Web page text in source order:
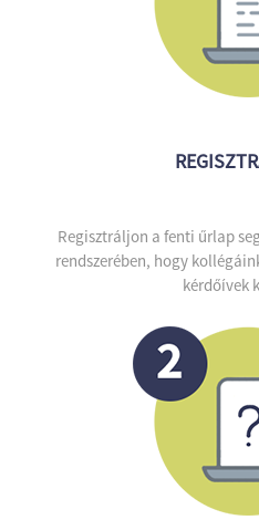
Regisztráljon a fenti űrlap
rendszerében, hogy
kérdőívek